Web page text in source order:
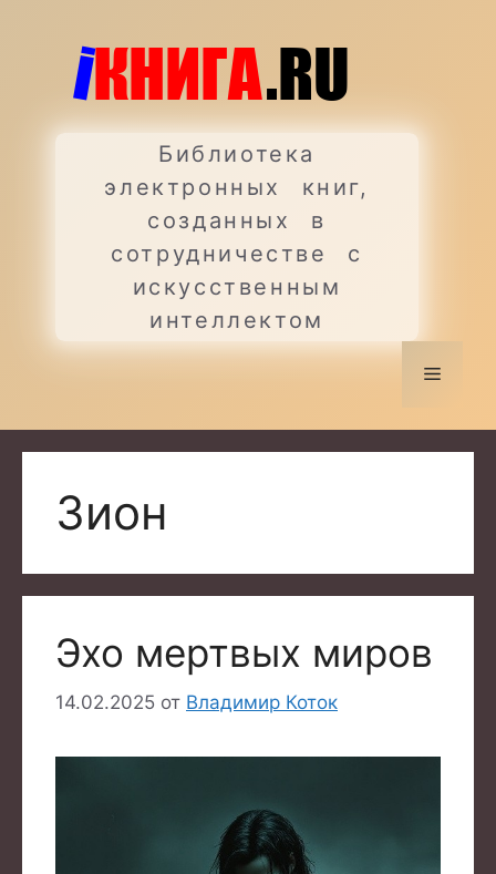
содержимому
Библиотека
электронных книг,
созданных в
сотрудничестве с
искусственным
интеллектом
Меню
Зион
Эхо мертвых миров
14.02.2025 от Владимир Коток